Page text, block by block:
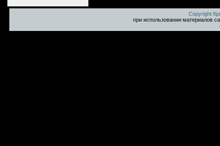
Copyright
при использовании материалов